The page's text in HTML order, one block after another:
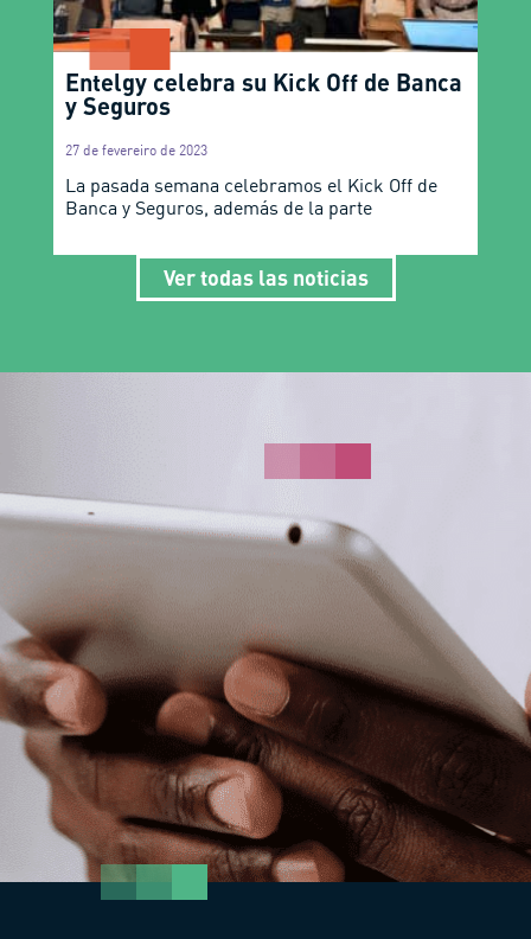
Entelgy celebra su Kick Off de Banca
y Seguros
27 de fevereiro de 2023
La pasada semana celebramos el Kick Off de
Banca y Seguros, además de la parte
Ver todas las noticias